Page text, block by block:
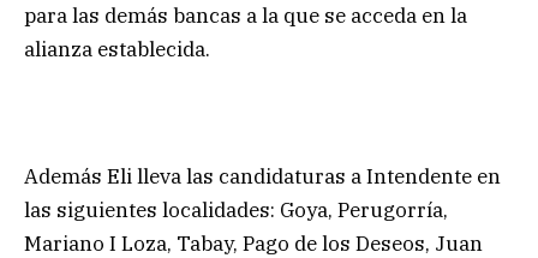
para las demás bancas a la que se acceda en la
alianza establecida.
Además Eli lleva las candidaturas a Intendente en
las siguientes localidades: Goya, Perugorría,
Mariano I Loza, Tabay, Pago de los Deseos, Juan